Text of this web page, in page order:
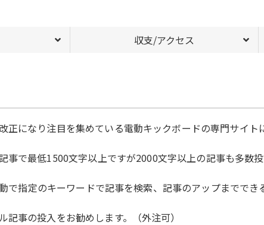
収支/アクセス
正になり注目を集めている電動キックボードの専門サイト
事で最低1500文字以上ですが2000文字以上の記事も多数投
で指定のキーワードで記事を検索、記事のアップまでで
事の投入をお勧めします。（外注可）